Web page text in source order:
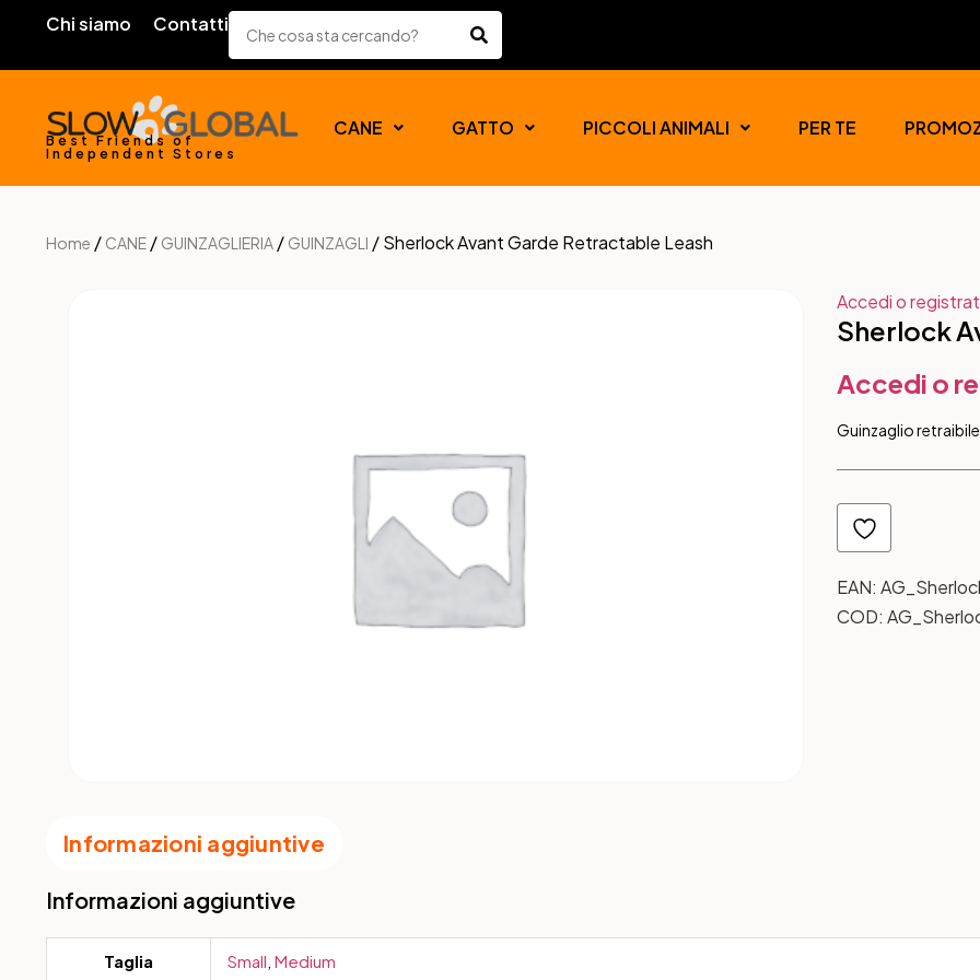
Chi siamo Contatti
Best Friends of
Independent Stores
CANE GATTO PICCOLI ANIMALI PER TE
Home / CANE / GUINZAGLIERIA / GUINZAGLI / Sherlock Avant Garde Retractable Leash
Accedi o
Sherlock
Accedi o
Guinzaglio
EAN:
COD:
Informazioni aggiuntive
Informazioni aggiuntive
Taglia Small, Medium